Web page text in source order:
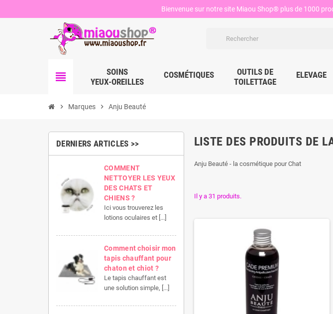
Bienvenue sur notre site Miaou Shop® plus de 1000
view_headline
SOINS
YEUX-OREILLES
COSMÉTIQUES
OUTILS DE
TOILETTAGE
ELEVAGE
chevron_right Marques chevron_right Anju Beauté
DERNIERS ARTICLES >>
COMMENT
NETTOYER LES YEUX
DES CHATS ET
CHIENS ?
Ici vous trouverez les
lotions oculaires et [...]
Comment choisir mon
tapis chauffant pour
chaton et chiot ?
Le tapis chauffant est
une solution simple, [...]
LISTE DES PRODUITS DE
Anju Beauté - la cosmétique pour Chat
Il y a 31 produits.